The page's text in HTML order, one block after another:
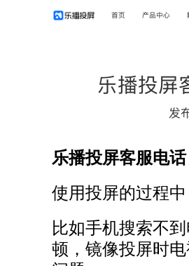
首页 产品中心
乐播投屏
发
乐播投屏客服电
使用投屏的过程
比如手机搜索不
顿，镜像投屏时